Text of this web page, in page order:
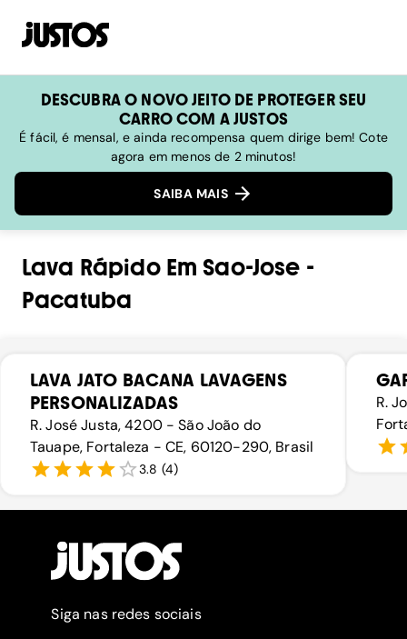
DESCUBRA O NOVO JEITO DE PROTEGER SEU
CARRO COM A JUSTOS
É fácil, é mensal, e ainda recompensa quem dirige bem! Cote
agora em menos de 2 minutos!
SAIBA MAIS
Lava RápidoEm Sao-Jose -
Pacatuba
LAVA JATO BACANA LAVAGENS
PERSONALIZADAS
R. José Justa, 4200 - São João do
Tauape, Fortaleza - CE, 60120-290, Brasil
3.8 (4)
R.
Siga nas redes sociais